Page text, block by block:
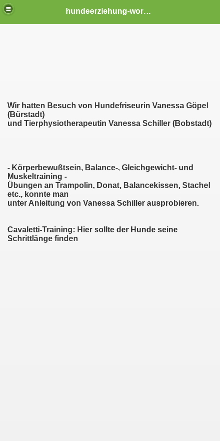
hundeerziehung-worms
Wir hatten Besuch von Hundefriseurin Vanessa Göpel
(Bürstadt)
und Tierphysiotherapeutin Vanessa Schiller (Bobstadt)
- Körperbewußtsein, Balance-, Gleichgewicht- und
Muskeltraining -
Übungen an Trampolin, Donat, Balancekissen, Stachel
etc., konnte man
unter Anleitung von Vanessa Schiller ausprobieren.
Cavaletti-Training: Hier sollte der Hunde seine
Schrittlänge finden